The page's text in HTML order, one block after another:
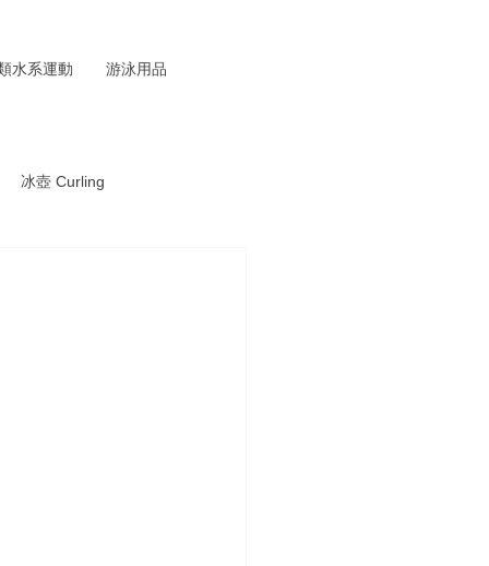
水系運動 游泳用品
冰壺 Curling